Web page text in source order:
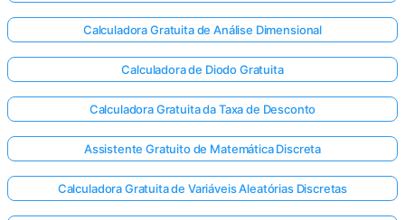
Calculadora Gratuita de Análise Dimensional
Calculadora de Diodo Gratuita
Calculadora Gratuita da Taxa de Desconto
Assistente Gratuito de Matemática Discreta
Calculadora Gratuita de Variáveis Aleatórias Discretas